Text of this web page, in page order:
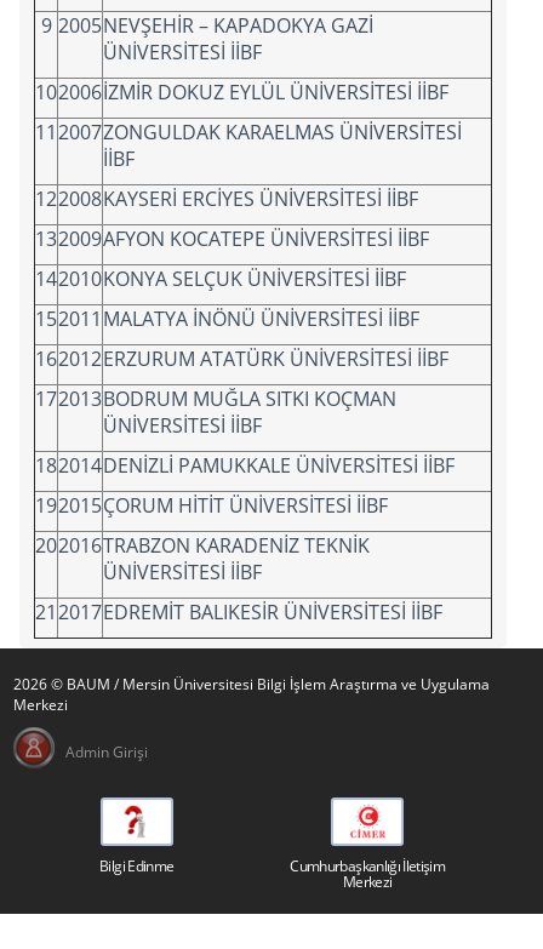
9 2005NEVŞEHİR – KAPADOKYA GAZİ
ÜNİVERSİTESİ İİBF
102006İZMİR DOKUZ EYLÜL ÜNİVERSİTESİ İİBF
112007ZONGULDAK KARAELMAS ÜNİVERSİTESİ
İİBF
122008KAYSERİ ERCİYES ÜNİVERSİTESİ İİBF
132009AFYON KOCATEPE ÜNİVERSİTESİ İİBF
142010KONYA SELÇUK ÜNİVERSİTESİ İİBF
152011 MALATYA İNÖNÜ ÜNİVERSİTESİ İİBF
162012ERZURUM ATATÜRK ÜNİVERSİTESİ İİBF
172013BODRUM MUĞLA SITKI KOÇMAN
ÜNİVERSİTESİ İİBF
182014DENİZLİ PAMUKKALE ÜNİVERSİTESİ İİBF
192015ÇORUM HİTİT ÜNİVERSİTESİ İİBF
202016TRABZON KARADENİZ TEKNİK
ÜNİVERSİTESİ İİBF
212017EDREMİT BALIKESİR ÜNİVERSİTESİ İİBF
2026 © BAUM / Mersin Üniversitesi Bilgi İşlem Araştırma ve Uygulama
Merkezi
Admin Girişi
Bilgi Edinme Cumhurbaşkanlığı İletişim
Merkezi